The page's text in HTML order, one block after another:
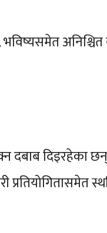
दबाब दिइरहेका
प्रतियोगितासमेत